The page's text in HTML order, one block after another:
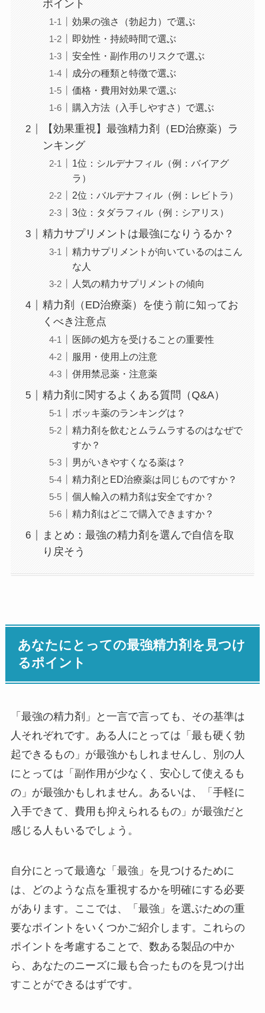
ポイント
効果の強さ（勃起力）で選ぶ
即効性・持続時間で選ぶ
安全性・副作用のリスクで選ぶ
成分の種類と特徴で選ぶ
価格・費用対効果で選ぶ
購入方法（入手しやすさ）で選ぶ
【効果重視】最強精力剤（ED治療薬）ラ
ンキング
1位：シルデナフィル（例：バイアグ
ラ）
2位：バルデナフィル（例：レビトラ）
3位：タダラフィル（例：シアリス）
精力サプリメントは最強になりうるか？
精力サプリメントが向いているのはこん
な人
人気の精力サプリメントの傾向
精力剤（ED治療薬）を使う前に知ってお
くべき注意点
医師の処方を受けることの重要性
服用・使用上の注意
併用禁忌薬・注意薬
精力剤に関するよくある質問（Q&A）
ボッキ薬のランキングは？
精力剤を飲むとムラムラするのはなぜで
すか？
男がいきやすくなる薬は？
精力剤とED治療薬は同じものですか？
個人輸入の精力剤は安全ですか？
精力剤はどこで購入できますか？
まとめ：最強の精力剤を選んで自信を取
り戻そう
あなたにとっての最強精力剤を見つけ
るポイント
「最強の精力剤」と一言で言っても、その基準は
人それぞれです。ある人にとっては「最も硬く勃
起できるもの」が最強かもしれませんし、別の人
にとっては「副作用が少なく、安心して使えるも
の」が最強かもしれません。あるいは、「手軽に
入手できて、費用も抑えられるもの」が最強だと
感じる人もいるでしょう。
自分にとって最適な「最強」を見つけるために
は、どのような点を重視するかを明確にする必要
があります。ここでは、「最強」を選ぶための重
要なポイントをいくつかご紹介します。これらの
ポイントを考慮することで、数ある製品の中か
ら、あなたのニーズに最も合ったものを見つけ出
すことができるはずです。